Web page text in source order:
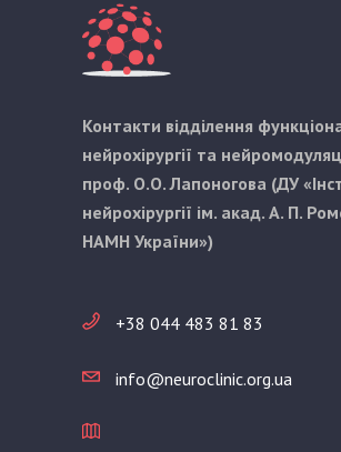
Контакти відділення
нейрохірургії та
проф. О.О. Лапоногова (ДУ
нейрохірургії ім. акад. А. П.
НАМН України»)
+38 044 483 81 83
info@neuroclinic.org.ua